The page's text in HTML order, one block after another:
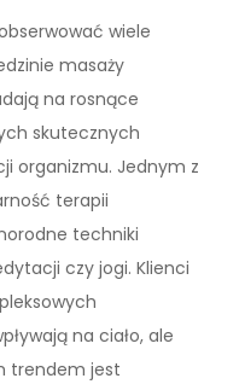
wiele
masaży
na rosnące
skutecznych
organizmu. Jednym z
terapii
techniki
czy jogi. Klienci
na ciało, ale
trendem jest